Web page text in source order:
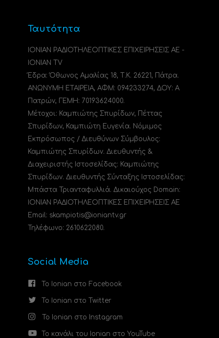
Ταυτότητα
ΙΟΝΙΑΝ ΡΑΔΙΟΤΗΛΕΟΠΤΙΚΕΣ ΕΠΙΧΕΙΡΗΣΕΙΣ ΑΕ -
IONIAN TV
Έδρα: Όθωνος Αμαλίας 18, Τ.Κ. 26221, Πάτρα.
ΑΝΩΝΥΜΗ ΕΤΑΙΡΕΙΑ, ΑΦΜ: 094233274, ΔΟΥ: A
Πατρών, ΓΕΜΗ: 70193624000.
Μέτοχοι: Καμπιώτης Σπυρίδων, Πέττας
Σπυρίδων, Καμπιώτη Ευγενία. Νόμιμος
Εκπρόσωπος / Διευθύνων Σύμβουλος:
Καμπιώτης Σπυρίδων. Διευθυντής &
Διαχειριστής Ιστοσελίδας: Καμπιώτης
Σπυρίδων. Διευθυντής Σύνταξης Ιστοσελίδας:
Μπάστα Τριανταφυλλιά. Δικαιούχος Domain:
ΙΟΝΙΑΝ ΡΑΔΙΟΤΗΛΕΟΠΤΙΚΕΣ ΕΠΙΧΕΙΡΗΣΕΙΣ ΑΕ
Email: skampiotis@ioniantv.gr
Τηλέφωνο: 2610622080.
Social Media
Το Ionian στο Facebook
Το Ionian στο Twitter
Το Ionian στο Instagram
Το κανάλι του Ionian στο YouTube